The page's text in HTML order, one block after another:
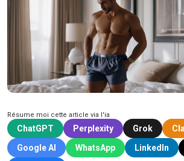
Résume moi cette article via l'ia
ChatGPT Perplexity Grok
Google AI
WhatsApp LinkedIn